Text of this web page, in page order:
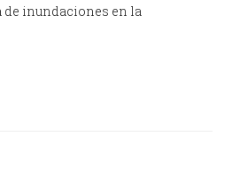
inundaciones en la